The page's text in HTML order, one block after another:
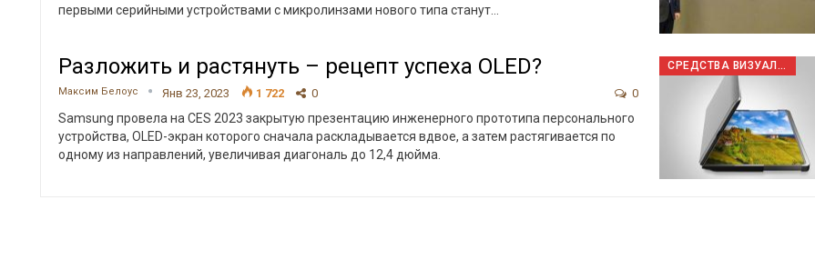
первыми серийными устройствами с микролинзами нового типа станут…
СРЕДСТВА ВИЗУАЛИЗАЦИИ
Разложить и растянуть – рецепт успеха OLED?
Максим Белоус Янв 23, 2023 1 722 0 0
Samsung провела на CES 2023 закрытую презентацию инженерного прототипа персонального
устройства, OLED-экран которого сначала раскладывается вдвое, а затем растягивается по
одному из направлений, увеличивая диагональ до 12,4 дюйма.